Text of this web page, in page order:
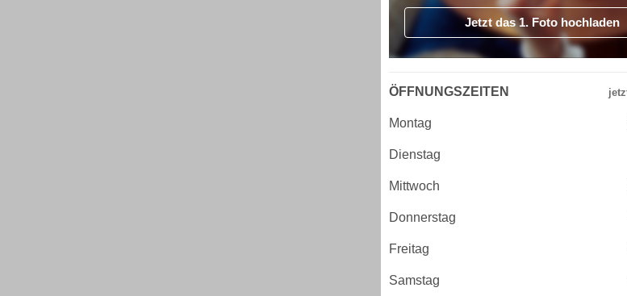
Jetzt das 1. Foto hochladen
ÖFFNUNGSZEITEN
Montag
Dienstag
Mittwoch
Donnerstag
Freitag
Samstag